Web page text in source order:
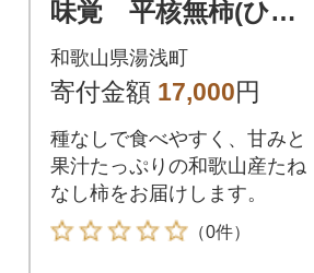
味覚 平核無柿(ひら
たねなしがき) 約4k
g 化粧箱入
和歌山県湯浅町
寄付金額 17,000円
種なしで食べやすく、甘みと
果汁たっぷりの和歌山産たね
なし柿をお届けします。
（0件）